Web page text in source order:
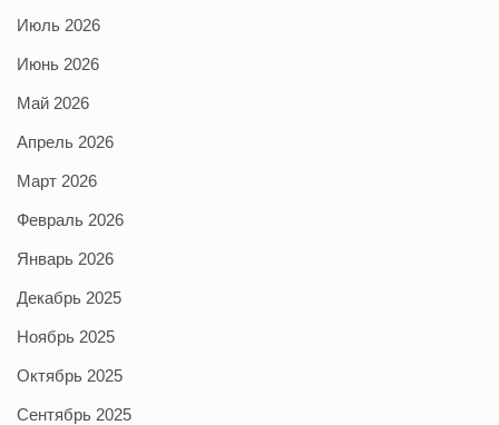
Июль 2026
Июнь 2026
Май 2026
Апрель 2026
Март 2026
Февраль 2026
Январь 2026
Декабрь 2025
Ноябрь 2025
Октябрь 2025
Сентябрь 2025